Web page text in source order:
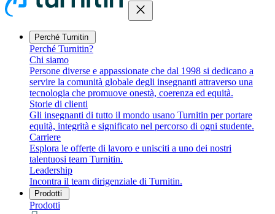
close
Perché Turnitin
Perché Turnitin?
Chi siamo
Persone diverse e appassionate che dal 1998 si dedicano a
servire la comunità globale degli insegnanti attraverso una
tecnologia che promuove onestà, coerenza ed equità.
Storie di clienti
Gli insegnanti di tutto il mondo usano Turnitin per portare
equità, integrità e significato nel percorso di ogni studente.
Carriere
Esplora le offerte di lavoro e unisciti a uno dei nostri
talentuosi team Turnitin.
Leadership
Incontra il team dirigenziale di Turnitin.
Prodotti
Prodotti